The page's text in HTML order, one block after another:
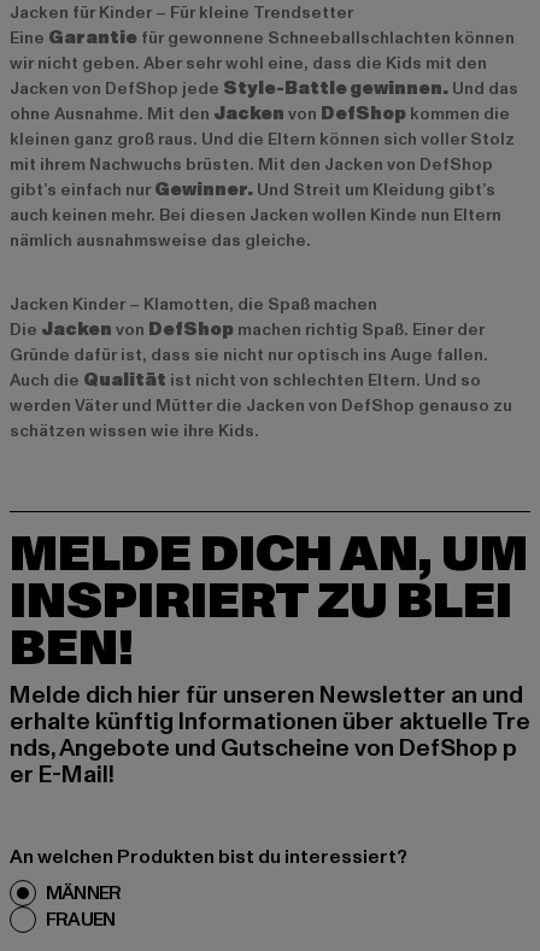
Jacken für Kinder – Für kleine Trendsetter
Eine Garantie für gewonnene Schneeballschlachten können
wir nicht geben. Aber sehr wohl eine, dass die Kids mit den
Jacken von DefShop jede Style-Battle gewinnen. Und das
ohne Ausnahme. Mit den Jacken von DefShop kommen die
kleinen ganz groß raus. Und die Eltern können sich voller Stolz
mit ihrem Nachwuchs brüsten. Mit den Jacken von DefShop
gibt’s einfach nur Gewinner. Und Streit um Kleidung gibt’s
auch keinen mehr. Bei diesen Jacken wollen Kinde nun Eltern
nämlich ausnahmsweise das gleiche.
Jacken Kinder – Klamotten, die Spaß machen
Die Jacken von DefShop machen richtig Spaß. Einer der
Gründe dafür ist, dass sie nicht nur optisch ins Auge fallen.
Auch die Qualität ist nicht von schlechten Eltern. Und so
werden Väter und Mütter die Jacken von DefShop genauso zu
schätzen wissen wie ihre Kids.
MELDE DICH AN, UM
INSPIRIERT ZU BLEI
BEN!
Melde dich hier für unseren Newsletter an und
erhalte künftig Informationen über aktuelle Tre
nds, Angebote und Gutscheine von DefShop p
er E-Mail!
An welchen Produkten bist du interessiert?
MÄNNER
FRAUEN